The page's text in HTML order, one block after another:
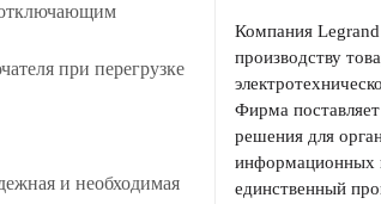
отключающим
при перегрузке
и необходимая
Компания
производству
Фирма
решения для
информационных
единственный